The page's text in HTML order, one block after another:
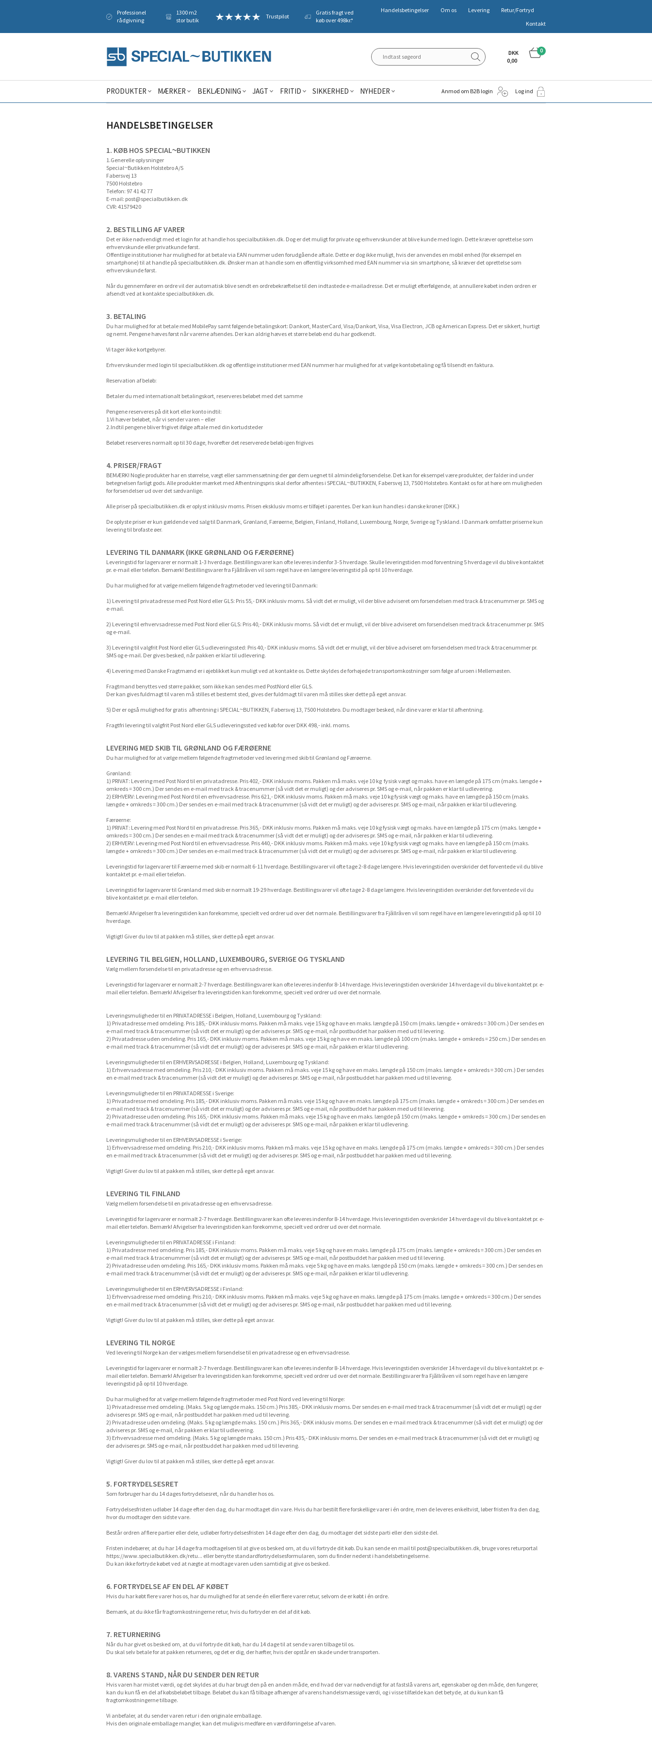
Professionel
rådgivning
1300 m2
stor butik
Trustpilot
Gratis fragt ved
køb over 498kr.*
Handelsbetingelser Om os Levering
Retur/Fortryd
Kontakt
0
DKK
0,00
PRODUKTER MÆRKER BEKLÆDNING JAGT FRITID SIKKERHED NYHEDER Anmod om B2B login Log ind
HANDELSBETINGELSER
1. KØB HOS SPECIAL~BUTIKKEN
1.Generelle oplysninger
Special~Butikken Holstebro A/S
Fabersvej 13
7500 Holstebro
Telefon: 97 41 42 77
E-mail: post@specialbutikken.dk
CVR: 41579420
2. BESTILLING AF VARER
Det er ikke nødvendigt med et login for at handle hos specialbutikken.dk. Dog er det muligt for private og erhvervskunder at blive kunde med login. Dette kræver oprettelse som
erhvervskunde eller privatkunde først.
Offentlige institutioner har mulighed for at betale via EAN nummer uden forudgående aftale. Dette er dog ikke muligt, hvis der anvendes en mobil enhed (for eksempel en
smartphone) til at handle på specialbutikken.dk. Ønsker man at handle som en offentlig virksomhed med EAN nummer via sin smartphone, så kræver det oprettelse som
erhvervskunde først.
Når du gennemfører en ordre vil der automatisk blive sendt en ordrebekræftelse til den indtastede e-mailadresse. Det er muligt efterfølgende, at annullere købet inden ordren er
afsendt ved at kontakte specialbutikken.dk.
3. BETALING
Du har mulighed for at betale med MobilePay samt følgende betalingskort: Dankort, MasterCard, Visa/Dankort, Visa, Visa Electron, JCB og American Express. Det er sikkert, hurtigt
og nemt. Pengene hæves først når varerne afsendes. Der kan aldrig hæves et større beløb end du har godkendt.
Vi tager ikke kortgebyrer.
Erhvervskunder med login til specialbutikken.dk og offentlige institutioner med EAN nummer har mulighed for at vælge kontobetaling og få tilsendt en faktura.
Reservation af beløb:
Betaler du med internationalt betalingskort, reserveres beløbet med det samme
Pengene reserveres på dit kort eller konto indtil:
1.Vi hæver beløbet, når vi sender varen – eller
2.Indtil pengene bliver frigivet ifølge aftale med din kortudsteder
Beløbet reserveres normalt op til 30 dage, hvorefter det reserverede beløb igen frigives
4. PRISER/FRAGT
BEMÆRK! Nogle produkter har en størrelse, vægt eller sammensætning der gør dem uegnet til almindelig forsendelse. Det kan for eksempel være produkter, der falder ind under
betegnelsen farligt gods. Alle produkter mærket med Afhentningspris skal derfor afhentes i SPECIAL~BUTIKKEN, Fabersvej 13, 7500 Holstebro. Kontakt os for at høre om muligheden
for forsendelser ud over det sædvanlige.
Alle priser på specialbutikken.dk er oplyst inklusiv moms. Prisen eksklusiv moms er tilføjet i parentes. Der kan kun handles i danske kroner (DKK.)
De oplyste priser er kun gældende ved salg til Danmark, Grønland, Færøerne, Belgien, Finland, Holland, Luxembourg, Norge, Sverige og Tyskland. I Danmark omfatter priserne kun
levering til brofaste øer.
LEVERING TIL DANMARK (IKKE GRØNLAND OG FÆRØERNE)
Leveringstid for lagervarer er normalt 1-3 hverdage. Bestillingsvarer kan ofte leveres indenfor 3-5 hverdage. Skulle leveringstiden mod forventning 5 hverdage vil du blive kontaktet
pr. e-mail eller telefon. Bemærk! Bestillingsvarer fra Fjällräven vil som regel have en længere leveringstid på op til 10 hverdage.
Du har mulighed for at vælge mellem følgende fragtmetoder ved levering til Danmark:
1) Levering til privatadresse med Post Nord eller GLS: Pris 55,- DKK inklusiv moms. Så vidt det er muligt, vil der blive adviseret om forsendelsen med track & tracenummer pr. SMS og
e-mail.
2) Levering til erhvervsadresse med Post Nord eller GLS: Pris 40,- DKK inklusiv moms. Så vidt det er muligt, vil der blive adviseret om forsendelsen med track & tracenummer pr. SMS
og e-mail.
3) Levering til valgfrit Post Nord eller GLS udleveringssted: Pris 40,- DKK inklusiv moms. Så vidt det er muligt, vil der blive adviseret om forsendelsen med track & tracenummer pr.
SMS og e-mail. Der gives besked, når pakken er klar til udlevering.
4) Levering med Danske Fragtmænd er i øjeblikket kun muligt ved at kontakte os. Dette skyldes de forhøjede transportomkostninger som følge af uroen i Mellemøsten.
Fragtmand benyttes ved større pakker, som ikke kan sendes med PostNord eller GLS.
Der kan gives fuldmagt til varen må stilles et bestemt sted, gives der fuldmagt til varen må stilles sker dette på eget ansvar.
5) Der er også mulighed for gratis afhentning i SPECIAL~BUTIKKEN, Fabersvej 13, 7500 Holstebro. Du modtager besked, når dine varer er klar til afhentning.
Fragtfri levering til valgfrit Post Nord eller GLS udleveringssted ved køb for over DKK 498,- inkl. moms.
LEVERING MED SKIB TIL GRØNLAND OG FÆRØERNE
Du har mulighed for at vælge mellem følgende fragtmetoder ved levering med skib til Grønland og Færøerne.
Grønland:
1) PRIVAT: Levering med Post Nord til en privatadresse. Pris 402,- DKK inklusiv moms. Pakken må maks. veje 10 kg fysisk vægt og maks. have en længde på 175 cm (maks. længde +
omkreds = 300 cm.) Der sendes en e-mail med track & tracenummer (så vidt det er muligt) og der adviseres pr. SMS og e-mail, når pakken er klar til udlevering.
2) ERHVERV: Levering med Post Nord til en erhvervsadresse. Pris 621,- DKK inklusiv moms. Pakken må maks. veje 10 kg fysisk vægt og maks. have en længde på 150 cm (maks.
længde + omkreds = 300 cm.) Der sendes en e-mail med track & tracenummer (så vidt det er muligt) og der adviseres pr. SMS og e-mail, når pakken er klar til udlevering.
Færøerne:
1) PRIVAT: Levering med Post Nord til en privatadresse. Pris 365,- DKK inklusiv moms. Pakken må maks. veje 10 kg fysisk vægt og maks. have en længde på 175 cm (maks. længde +
omkreds = 300 cm.) Der sendes en e-mail med track & tracenummer (så vidt det er muligt) og der adviseres pr. SMS og e-mail, når pakken er klar til udlevering.
2) ERHVERV: Levering med Post Nord til en erhvervsadresse. Pris 440,- DKK inklusiv moms. Pakken må maks. veje 10 kg fysisk vægt og maks. have en længde på 150 cm (maks.
længde + omkreds = 300 cm.) Der sendes en e-mail med track & tracenummer (så vidt det er muligt) og der adviseres pr. SMS og e-mail, når pakken er klar til udlevering.
Leveringstid for lagervarer til Færøerne med skib er normalt 6-11 hverdage. Bestillingsvarer vil ofte tage 2-8 dage længere. Hvis leveringstiden overskrider det forventede vil du blive
kontaktet pr. e-mail eller telefon.
Leveringstid for lagervarer til Grønland med skib er normalt 19-29 hverdage. Bestillingsvarer vil ofte tage 2-8 dage længere. Hvis leveringstiden overskrider det forventede vil du
blive kontaktet pr. e-mail eller telefon.
Bemærk! Afvigelser fra leveringstiden kan forekomme, specielt ved ordrer ud over det normale. Bestillingsvarer fra Fjällräven vil som regel have en længere leveringstid på op til 10
hverdage.
Vigtigt! Giver du lov til at pakken må stilles, sker dette på eget ansvar.
LEVERING TIL BELGIEN, HOLLAND, LUXEMBOURG, SVERIGE OG TYSKLAND
Vælg mellem forsendelse til en privatadresse og en erhvervsadresse.
Leveringstid for lagervarer er normalt 2-7 hverdage. Bestillingsvarer kan ofte leveres indenfor 8-14 hverdage. Hvis leveringstiden overskrider 14 hverdage vil du blive kontaktet pr. e-
mail eller telefon. Bemærk! Afvigelser fra leveringstiden kan forekomme, specielt ved ordrer ud over det normale.
Leveringsmuligheder til en PRIVATADRESSE i Belgien, Holland, Luxembourg og Tyskland:
1) Privatadresse med omdeling. Pris 185,- DKK inklusiv moms. Pakken må maks. veje 15 kg og have en maks. længde på 150 cm (maks. længde + omkreds = 300 cm.) Der sendes en
e-mail med track & tracenummer (så vidt det er muligt) og der adviseres pr. SMS og e-mail, når postbuddet har pakken med ud til levering.
2) Privatadresse uden omdeling. Pris 165,- DKK inklusiv moms. Pakken må maks. veje 15 kg og have en maks. længde på 100 cm (maks. længde + omkreds = 250 cm.) Der sendes en
e-mail med track & tracenummer (så vidt det er muligt) og der adviseres pr. SMS og e-mail, når pakken er klar til udlevering.
Leveringsmuligheder til en ERHVERVSADRESSE i Belgien, Holland, Luxembourg og Tyskland:
1) Erhvervsadresse med omdeling. Pris 210,- DKK inklusiv moms. Pakken må maks. veje 15 kg og have en maks. længde på 150 cm (maks. længde + omkreds = 300 cm.) Der sendes
en e-mail med track & tracenummer (så vidt det er muligt) og der adviseres pr. SMS og e-mail, når postbuddet har pakken med ud til levering.
Leveringsmuligheder til en PRIVATADRESSE i Sverige:
1) Privatadresse med omdeling. Pris 185,- DKK inklusiv moms. Pakken må maks. veje 15 kg og have en maks. længde på 175 cm (maks. længde + omkreds = 300 cm.) Der sendes en
e-mail med track & tracenummer (så vidt det er muligt) og der adviseres pr. SMS og e-mail, når postbuddet har pakken med ud til levering.
2) Privatadresse uden omdeling. Pris 165,- DKK inklusiv moms. Pakken må maks. veje 15 kg og have en maks. længde på 150 cm (maks. længde + omkreds = 300 cm.) Der sendes en
e-mail med track & tracenummer (så vidt det er muligt) og der adviseres pr. SMS og e-mail, når pakken er klar til udlevering.
Leveringsmuligheder til en ERHVERVSADRESSE i Sverige:
1) Erhvervsadresse med omdeling. Pris 210,- DKK inklusiv moms. Pakken må maks. veje 15 kg og have en maks. længde på 175 cm (maks. længde + omkreds = 300 cm.) Der sendes
en e-mail med track & tracenummer (så vidt det er muligt) og der adviseres pr. SMS og e-mail, når postbuddet har pakken med ud til levering.
Vigtigt! Giver du lov til at pakken må stilles, sker dette på eget ansvar.
LEVERING TIL FINLAND
Vælg mellem forsendelse til en privatadresse og en erhvervsadresse.
Leveringstid for lagervarer er normalt 2-7 hverdage. Bestillingsvarer kan ofte leveres indenfor 8-14 hverdage. Hvis leveringstiden overskrider 14 hverdage vil du blive kontaktet pr. e-
mail eller telefon. Bemærk! Afvigelser fra leveringstiden kan forekomme, specielt ved ordrer ud over det normale.
Leveringsmuligheder til en PRIVATADRESSE i Finland:
1) Privatadresse med omdeling. Pris 185,- DKK inklusiv moms. Pakken må maks. veje 5 kg og have en maks. længde på 175 cm (maks. længde + omkreds = 300 cm.) Der sendes en
e-mail med track & tracenummer (så vidt det er muligt) og der adviseres pr. SMS og e-mail, når postbuddet har pakken med ud til levering.
2) Privatadresse uden omdeling. Pris 165,- DKK inklusiv moms. Pakken må maks. veje 5 kg og have en maks. længde på 150 cm (maks. længde + omkreds = 300 cm.) Der sendes en
e-mail med track & tracenummer (så vidt det er muligt) og der adviseres pr. SMS og e-mail, når pakken er klar til udlevering.
Leveringsmuligheder til en ERHVERVSADRESSE i Finland:
1) Erhvervsadresse med omdeling. Pris 210,- DKK inklusiv moms. Pakken må maks. veje 5 kg og have en maks. længde på 175 cm (maks. længde + omkreds = 300 cm.) Der sendes
en e-mail med track & tracenummer (så vidt det er muligt) og der adviseres pr. SMS og e-mail, når postbuddet har pakken med ud til levering.
Vigtigt! Giver du lov til at pakken må stilles, sker dette på eget ansvar.
LEVERING TIL NORGE
Ved levering til Norge kan der vælges mellem forsendelse til en privatadresse og en erhvervsadresse.
Leveringstid for lagervarer er normalt 2-7 hverdage. Bestillingsvarer kan ofte leveres indenfor 8-14 hverdage. Hvis leveringstiden overskrider 14 hverdage vil du blive kontaktet pr. e-
mail eller telefon. Bemærk! Afvigelser fra leveringstiden kan forekomme, specielt ved ordrer ud over det normale. Bestillingsvarer fra Fjällräven vil som regel have en længere
leveringstid på op til 10 hverdage.
Du har mulighed for at vælge mellem følgende fragtmetoder med Post Nord ved levering til Norge:
1) Privatadresse med omdeling. (Maks. 5 kg og længde maks. 150 cm.) Pris 385,- DKK inklusiv moms. Der sendes en e-mail med track & tracenummer (så vidt det er muligt) og der
adviseres pr. SMS og e-mail, når postbuddet har pakken med ud til levering.
2) Privatadresse uden omdeling. (Maks. 5 kg og længde maks. 150 cm.) Pris 365,- DKK inklusiv moms. Der sendes en e-mail med track & tracenummer (så vidt det er muligt) og der
adviseres pr. SMS og e-mail, når pakken er klar til udlevering.
3) Erhvervsadresse med omdeling. (Maks. 5 kg og længde maks. 150 cm.) Pris 435,- DKK inklusiv moms. Der sendes en e-mail med track & tracenummer (så vidt det er muligt) og
der adviseres pr. SMS og e-mail, når postbuddet har pakken med ud til levering.
Vigtigt! Giver du lov til at pakken må stilles, sker dette på eget ansvar.
5. FORTRYDELSESRET
Som forbruger har du 14 dages fortrydelsesret, når du handler hos os.
Fortrydelsesfristen udløber 14 dage efter den dag, du har modtaget din vare. Hvis du har bestilt flere forskellige varer i én ordre, men de leveres enkeltvist, løber fristen fra den dag,
hvor du modtager den sidste vare.
Består ordren af flere partier eller dele, udløber fortrydelsesfristen 14 dage efter den dag, du modtager det sidste parti eller den sidste del.
Fristen indebærer, at du har 14 dage fra modtagelsen til at give os besked om, at du vil fortryde dit køb. Du kan sende en mail tilpost@specialbutikken.dk, bruge vores returportal
https://www.specialbutikken.dk/retu... eller benytte standardfortrydelsesformularen, som du finder nederst i handelsbetingelserne.
Du kan ikke fortryde købet ved at nægte at modtage varen uden samtidig at give os besked.
6. FORTRYDELSE AF EN DEL AF KØBET
Hvis du har købt flere varer hos os, har du mulighed for at sende én eller flere varer retur, selvom de er købt i én ordre.
Bemærk, at du ikke får fragtomkostningerne retur, hvis du fortryder en del af dit køb.
7. RETURNERING
Når du har givet os besked om, at du vil fortryde dit køb, har du 14 dage til at sende varen tilbage til os.
Du skal selv betale for at pakken returneres, og det er dig, der hæfter, hvis der opstår en skade under transporten.
8. VARENS STAND, NÅR DU SENDER DEN RETUR
Hvis varen har mistet værdi, og det skyldes at du har brugt den på en anden måde, end hvad der var nødvendigt for at fastslå varens art, egenskaber og den måde, den fungerer,
kan du kun få en del af købsbeløbet tilbage. Beløbet du kan få tilbage afhænger af varens handelsmæssige værdi, og i visse tilfælde kan det betyde, at du kun kan få
fragtomkostningerne tilbage.
Vi anbefaler, at du sender varen retur i den originale emballage.
Hvis den originale emballage mangler, kan det muligvis medføre en værdiforringelse af varen.